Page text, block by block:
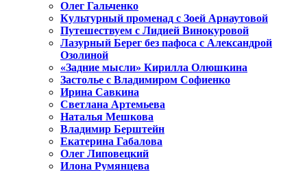
Олег Гальченко
Культурный променад с Зоей Арнаутовой
Путешествуем с Лидией Винокуровой
Лазурный Берег без пафоса с Александрой
Озолиной
«Задние мысли» Кирилла Олюшкина
Застолье с Владимиром Софиенко
Ирина Савкина
Светлана Артемьева
Наталья Мешкова
Владимир Берштейн
Екатерина Габалова
Олег Липовецкий
Илона Румянцева